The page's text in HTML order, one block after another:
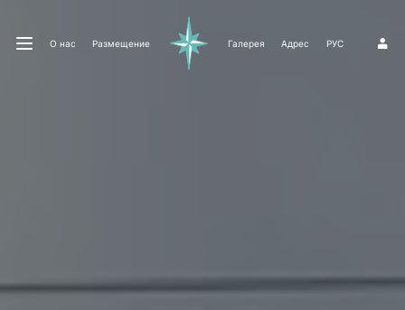
О нас Размещение Галерея Адрес РУС 1